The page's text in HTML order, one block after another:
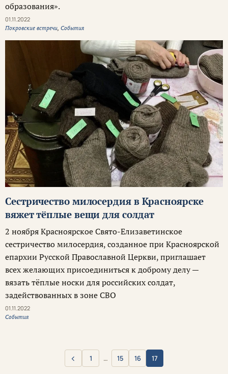
образования».
01.11.2022
Покровские встречи, События
Сестричество милосердия в Красноярске
вяжет тёплые вещи для солдат
2 ноября Красноярское Свято-Елизаветинское
сестричество милосердия, созданное при Красноярской
епархии Русской Православной Церкви, приглашает
всех желающих присоединиться к доброму делу —
вязать тёплые носки для российских солдат,
задействованных в зоне СВО
01.11.2022
События
Назад
‹ 1 … 15 16 17